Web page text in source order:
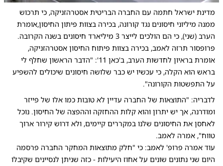
מדינת ישראל חתמה עם החברה הבריטית אסטרהזניקה, כי תרכוש
ממנה מיליוני חיסונים נגד קורונה, בכירה בצוות פיתון החיסון,אומרת
הערב (שני), כי הם הולכים לייצר 3 מיליארד חיסונים בשנה הקרובה.
פרופסור תרזה לאמב, בכירה בצוות פיתוח החיסון אסטרהזניקה,
אומרת בראיון לחדשות הערב, ב'כאן 11': "הדבר הראשון שחלף לי
בראש הוא הקלה, כי עכשיו יש כבר שלושה חיסונים שיכולים להשפיע
על התפשטות הקורונה".
לדבריה: "התוצאות של החברה עדיין לא טובות כמו אלו של פייזר
ומודרנה, אך יש יתרון והוא קלות ההחזקה וההפצה של החיסון. נוכל
לאחסן את החיסונים שלנו במקררים קיימים, ולא דרוש קירור ארוך
טווח", אמרה לאמב.
עוד אמרה פרופ' לאמב: כי "חלק מתוצאות המחקר החברה פרסמה
היום שני נתונים שונים על אחוז היעילות - כזה שניתן לנסיינים שקיבלו